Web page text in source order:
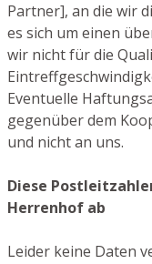
Partner], an die wir
es sich um einen
wir nicht für die
Eventuelle
gegenüber dem
und nicht an uns.
Diese
Herrenhof ab
Leider keine Daten